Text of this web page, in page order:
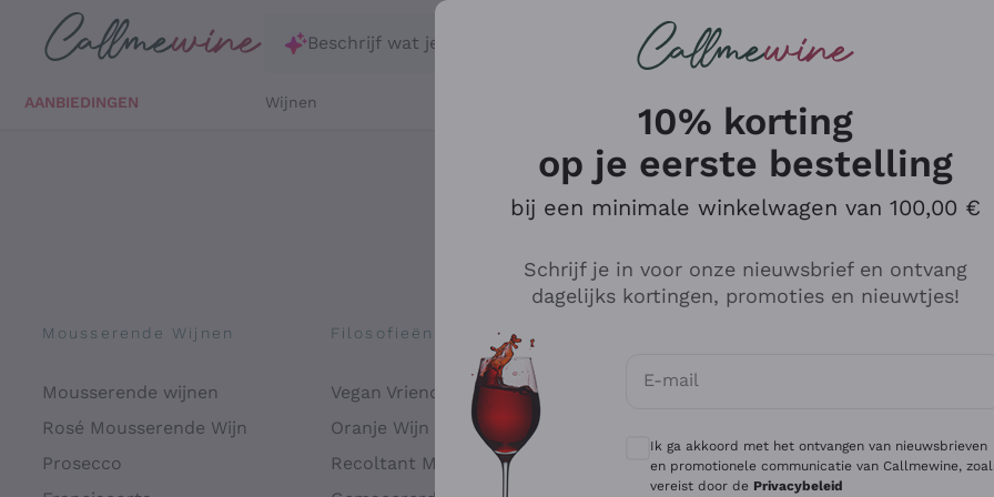
Ga direct naar de hoofdinhoud
Beschrijf wat je zoekt
AANBIEDINGEN Wijnen
Mousserende Wijnen
Mousserende wijnen
Rosé Mousserende Wijn
Prosecco
Filosofieën
Vegan Vriendelijk
Oranje Wijn
Recoltant Manipulant
Antinori
Ca' del Bosco
Gavi
10% korting
op je eerste bestelling
bij een minimale winkelwagen van 100,00 €
Schrijf je in voor onze nieuwsbrief en ontvang
dagelijks kortingen, promoties en nieuwtjes!
E-mail
Optionele toestemmingen om
Ik ga akkoord met het ontvangen van nieuwsbrieven
en promotionele communicatie van Callmewine,
vereist door de Privacybeleid